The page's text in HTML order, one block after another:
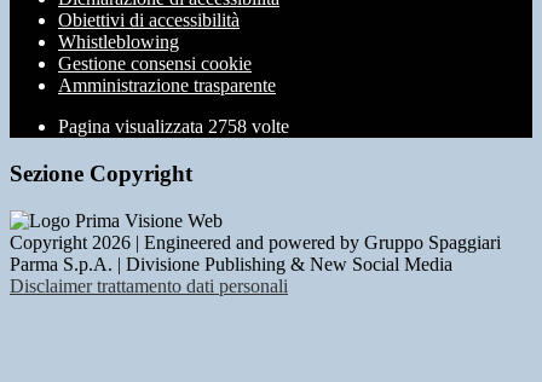
Obiettivi di accessibilità
Whistleblowing
Gestione consensi cookie
Amministrazione trasparente
Pagina visualizzata 2758 volte
Sezione Copyright
Copyright 2026 | Engineered and powered by Gruppo Spaggiari
Parma S.p.A. | Divisione Publishing & New Social Media
Disclaimer trattamento dati personali